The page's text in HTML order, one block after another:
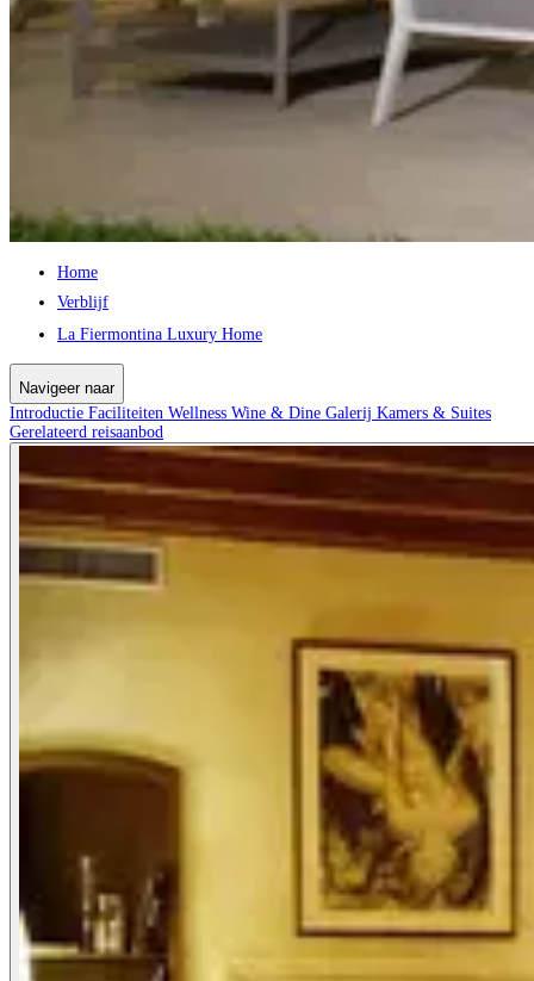
Home
Verblijf
La Fiermontina Luxury Home
Navigeer naar
Introductie Faciliteiten Wellness Wine & Dine Galerij Kamers & Suites
Gerelateerd reisaanbod